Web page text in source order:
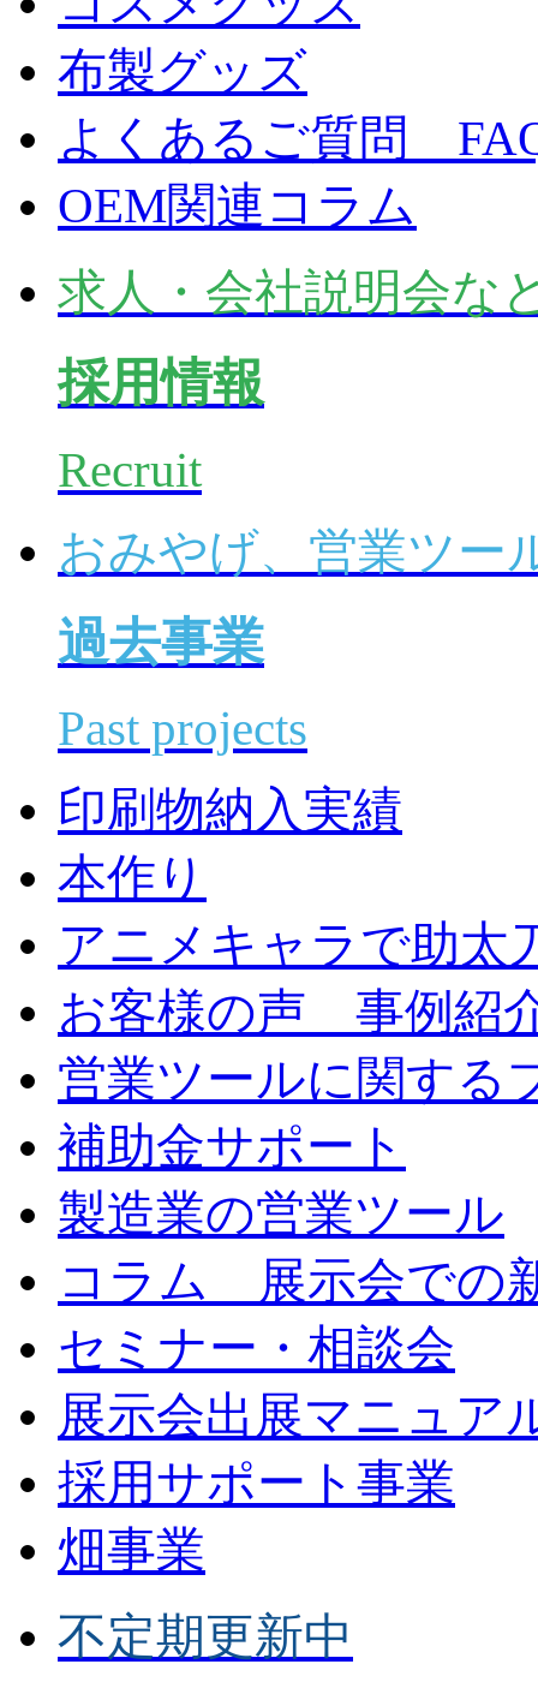
布製グッズ
よくあるご質問
OEM関連コラム
求人・会社説明会な
採用情報
Recruit
おみやげ、営業ツー
過去事業
Past projects
印刷物納入実績
本作り
アニメキャラで助太
お客様の声 事例紹
営業ツールに関する
補助金サポート
製造業の営業ツール
コラム 展示会での
セミナー・相談会
展示会出展マニュア
採用サポート事業
畑事業
不定期更新中